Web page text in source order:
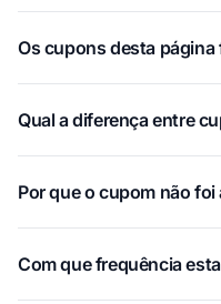
Os cupons desta
Qual a diferença entre
Por que o cupom não
Com que frequência